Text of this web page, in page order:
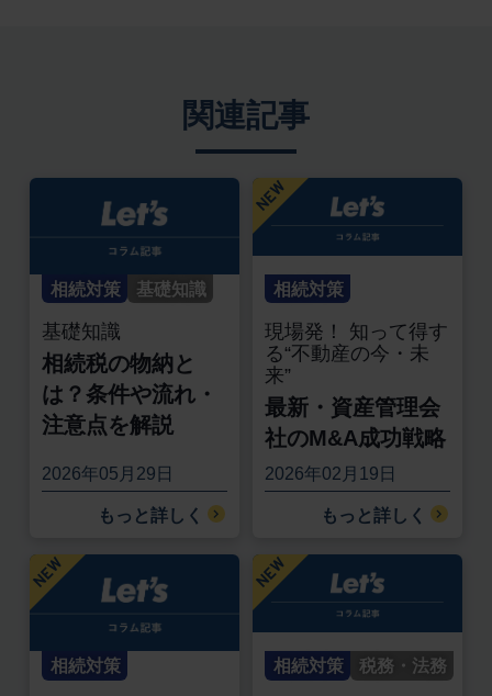
関連記事
相続対策 基礎知識
基礎知識
相続税の物納と
は？条件や流れ・
注意点を解説
2026年05月29日
もっと詳しく
相続対策
現場発！ 知って得す
る“不動産の今・未
来”
最新・資産管理会
社のM&A成功戦略
2026年02月19日
もっと詳しく
相続対策 相続対策 税務・法務